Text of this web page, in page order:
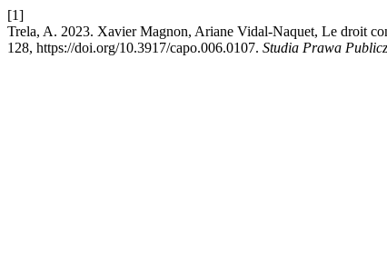
[1]
Trela, A. 2023. Xavier Magnon, Ariane Vidal-Naquet, Le droit
128, https://doi.org/10.3917/capo.006.0107. Studia Prawa